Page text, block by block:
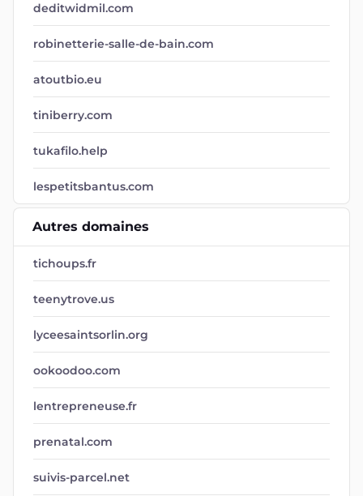
deditwidmil.com
robinetterie-salle-de-bain.com
atoutbio.eu
tiniberry.com
tukafilo.help
lespetitsbantus.com
Autres domaines
tichoups.fr
teenytrove.us
lyceesaintsorlin.org
ookoodoo.com
lentrepreneuse.fr
prenatal.com
suivis-parcel.net